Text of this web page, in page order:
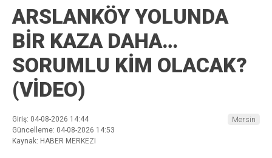
ARSLANKÖY YOLUNDA
BİR KAZA DAHA…
SORUMLU KİM OLACAK?
(VİDEO)
Giriş: 04-08-2026 14:44
Güncelleme: 04-08-2026 14:53
Kaynak: HABER MERKEZI
Mersin